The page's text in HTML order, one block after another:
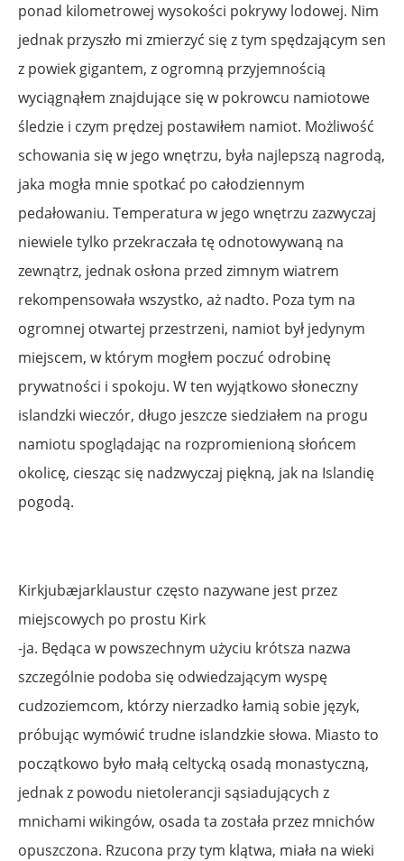
ponad kilometrowej wysokości pokrywy lodowej. Nim
jednak przyszło mi zmierzyć się z tym spędzającym sen
z powiek gigantem, z ogromną przyjemnością
wyciągnąłem znajdujące się w pokrowcu namiotowe
śledzie i czym prędzej postawiłem namiot. Możliwość
schowania się w jego wnętrzu, była najlepszą nagrodą,
jaka mogła mnie spotkać po całodziennym
pedałowaniu. Temperatura w jego wnętrzu zazwyczaj
niewiele tylko przekraczała tę odnotowywaną na
zewnątrz, jednak osłona przed zimnym wiatrem
rekompensowała wszystko, aż nadto. Poza tym na
ogromnej otwartej przestrzeni, namiot był jedynym
miejscem, w którym mogłem poczuć odrobinę
prywatności i spokoju. W ten wyjątkowo słoneczny
islandzki wieczór, długo jeszcze siedziałem na progu
namiotu spoglądając na rozpromienioną słońcem
okolicę, ciesząc się nadzwyczaj piękną, jak na Islandię
pogodą.
Kirkjubæjarklaustur często nazywane jest przez
miejscowych po prostu Kirk
-ja. Będąca w powszechnym użyciu krótsza nazwa
szczególnie podoba się odwiedzającym wyspę
cudzoziemcom, którzy nierzadko łamią sobie język,
próbując wymówić trudne islandzkie słowa. Miasto to
początkowo było małą celtycką osadą monastyczną,
jednak z powodu nietolerancji sąsiadujących z
mnichami wikingów, osada ta została przez mnichów
opuszczona. Rzucona przy tym klątwa, miała na wieki